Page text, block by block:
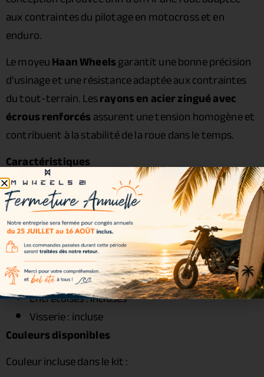
aux contraintes du pilotage en motocross et en
enduro.
Le moyeuHaan Wheelsgarantit une bonne précision
d’usinage et une résistance adaptée aux contraintes
du tout-terrain. Lesrayons en acier zingué avec
écrous renforcésassurent une tension homogène et
contribuent à la stabilité de la roue dans le temps.
Caractéristiques
Cercle :Excel ONE 2.15 x 19
Moyeu :Haan Wheels
Rayons : acier zingué
Écrous : acier renforcé
Roulements : inclus
Joints spy : inclus
Entretoises : incluses
Visserie : incluse
Couleurs disponibles
Couleur incluse dans le kit :